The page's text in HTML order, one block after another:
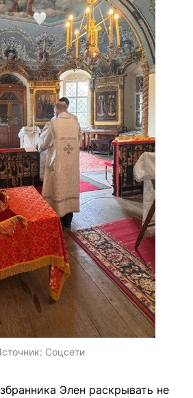
Соцсети
Элен раскрывать не